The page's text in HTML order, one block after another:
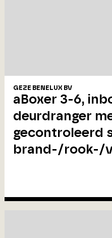
GEZE BENELUX BV
aBoxer 3-6,
deurdranger
gecontroleerd
brand-/rook-/